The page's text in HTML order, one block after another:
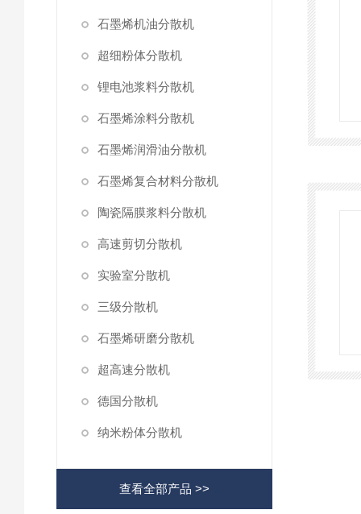
石墨烯机油分散机
超细粉体分散机
锂电池浆料分散机
石墨烯涂料分散机
石墨烯润滑油分散机
石墨烯复合材料分散机
陶瓷隔膜浆料分散机
高速剪切分散机
实验室分散机
三级分散机
石墨烯研磨分散机
超高速分散机
德国分散机
纳米粉体分散机
查看全部产品 >>